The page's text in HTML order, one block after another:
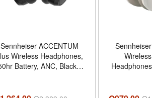
Sennheiser ACCENTUM
Wireless Headphones,
Battery, ANC, Black -